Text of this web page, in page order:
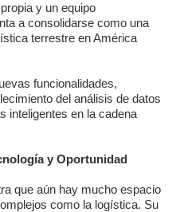
y un equipo
a consolidarse como una
terrestre en América
funcionalidades,
del análisis de datos
inteligentes en la cadena
y Oportunidad
que aún hay mucho espacio
como la logística. Su